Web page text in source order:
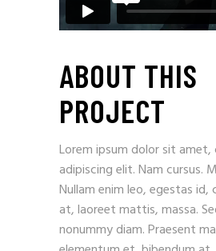
ABOUT THIS
PROJECT
Lorem ipsum dolor sit
adipiscing elit. Nam cursus.
Nullam enim leo, egestas id,
at, laoreet mattis, massa.
nonummy diam. Praesent